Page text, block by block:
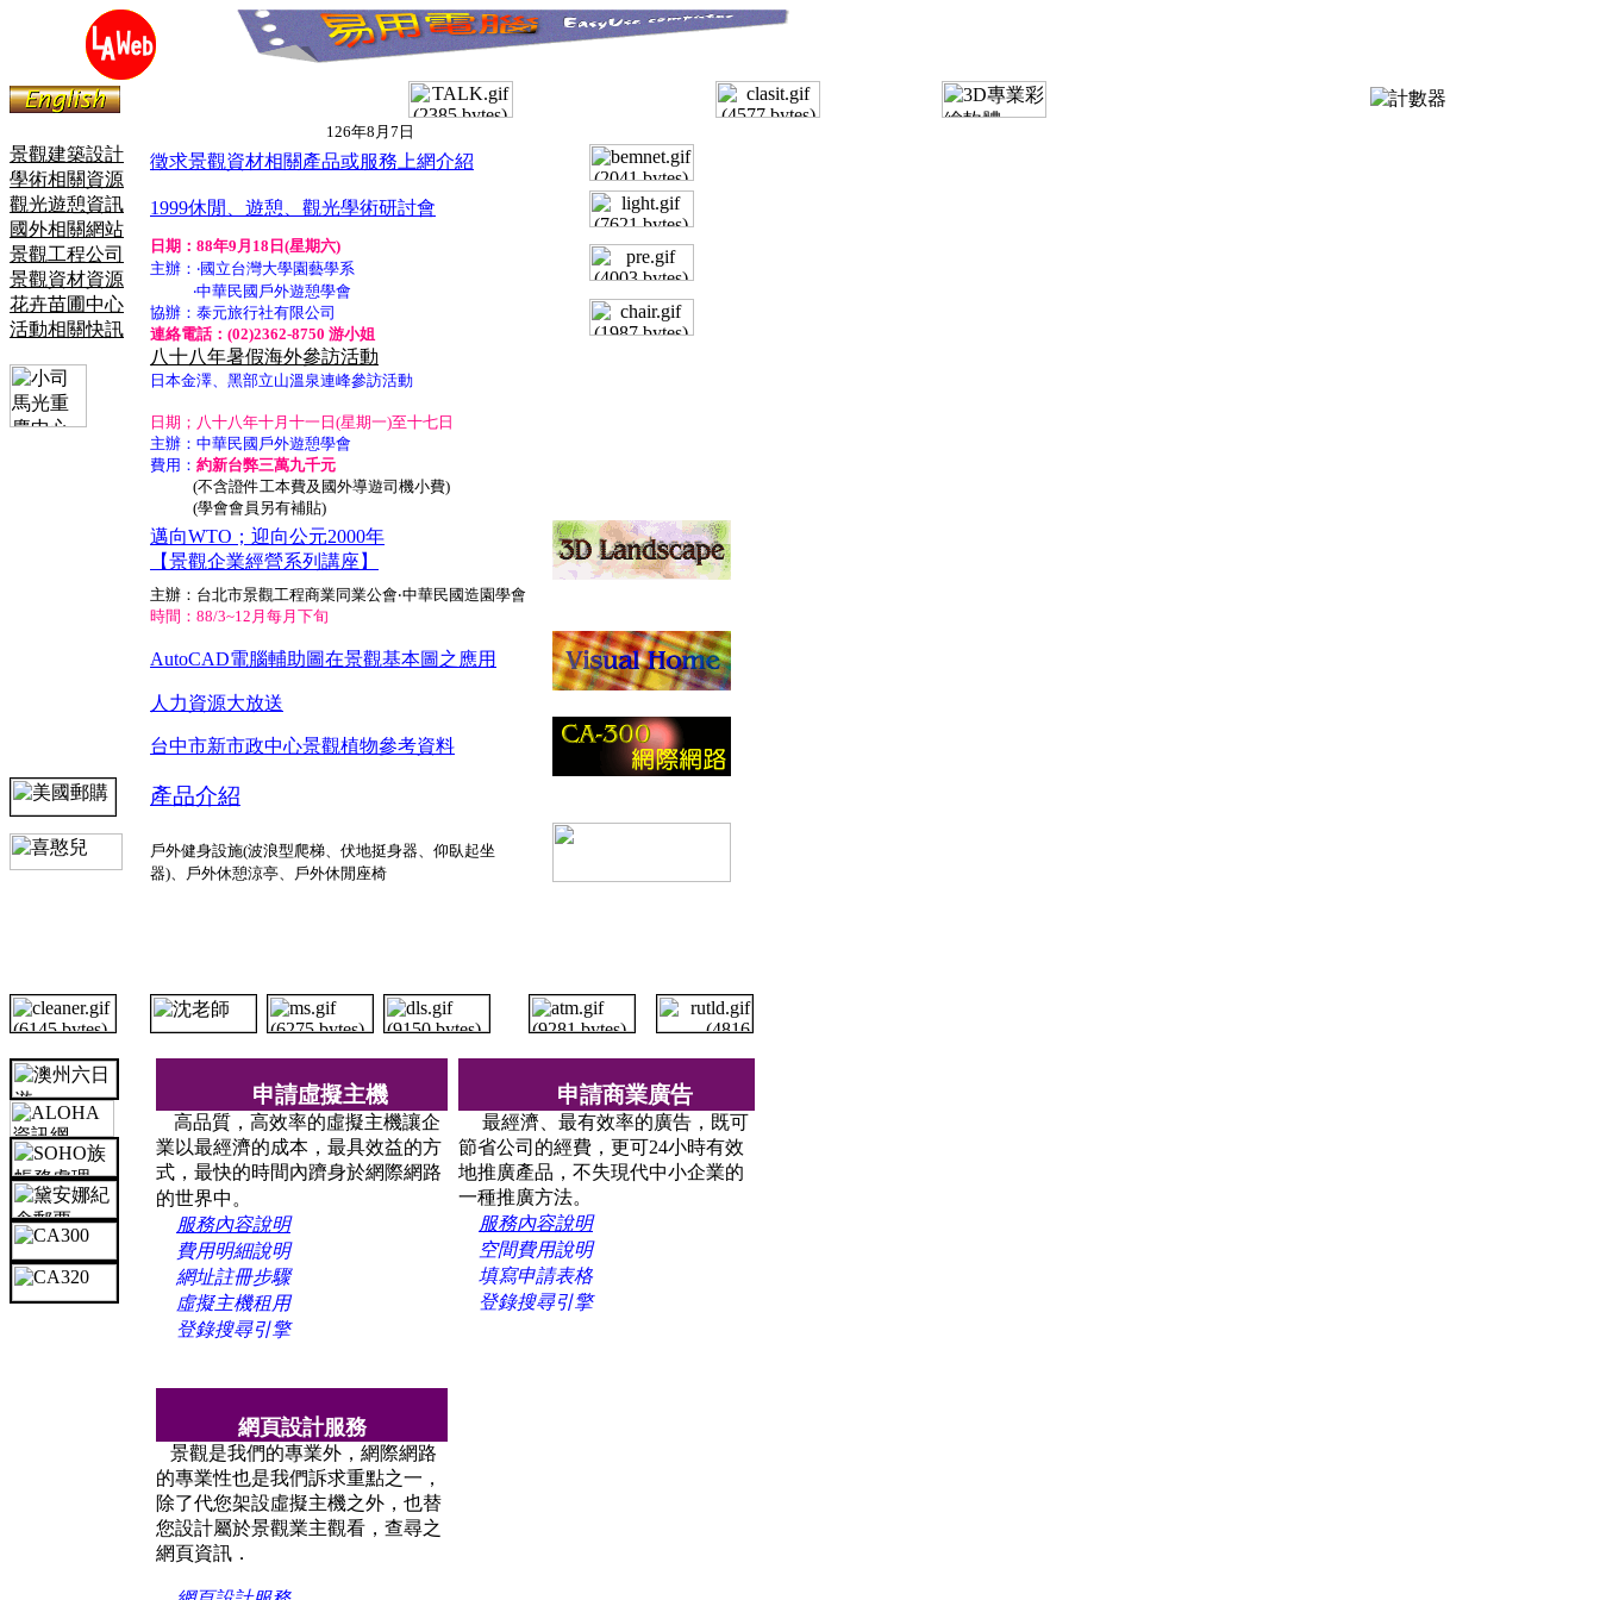
126年8月7日
景觀建築設計
學術相關資源
觀光遊憩資訊
國外相關網站
景觀工程公司
景觀資材資源
花卉苗圃中心
活動相關快訊
徵求景觀資材相關產品或服務上網介紹
1999休閒、遊憩、觀光學術研討會
日期：88年9月18日(星期六)
主辦： ‧國立台灣大學園藝學系
‧中華民國戶外遊憩學會
協辦： 泰元旅行社有限公司
連絡電話：(02)2362-8750 游小姐
八十八年暑假海外參訪活動
日本金澤、黑部立山溫泉連峰參訪活動
日期； 八十八年十月十一日 (星期一)至十七日
主辦：中華民國戶外遊憩學會
費用： 約新台弊三萬九千元
(不含證件工本費及國外導遊司機小費)
(學會會員另有補貼)
邁向WTO；迎向公元2000年
【景觀企業經營系列講座】
主辦：台北市景觀工程商業同業公會‧中華民國造園學會
時間：88/3~12月每月下旬
AutoCAD電腦輔助圖在景觀基本圖之應用
人力資源大放送
台中市新市政中心景觀植物參考資料
產品介紹
戶外健身設施(波浪型爬梯、伏地挺身器、仰臥起坐
器)、戶外休憩涼亭、戶外休閒座椅
申請虛擬主機 申請商業廣告
高品質，高效率的虛擬主機讓企
業以最經濟的成本，最具效益的方
式，最快的時間內躋身於網際網路
的世界中。
服務內容說明
費用明細說明
網址註冊步驟
虛擬主機租用
登錄搜尋引擎
最經濟、最有效率的廣告，既可
節省公司的經費，更可24小時有效
地推廣產品，不失現代中小企業的
一種推廣方法。
服務內容說明
空間費用說明
填寫申請表格
登錄搜尋引擎
網頁設計服務
景觀是我們的專業外，網際網路
的專業性也是我們訴求重點之一，
除了代您架設虛擬主機之外，也替
您設計屬於景觀業主觀看，查尋之
網頁資訊．